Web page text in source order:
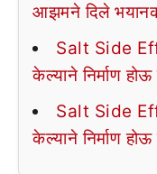
आझमने दिले भयानक
Salt Side
केल्याने निर्माण
Salt Side
केल्याने निर्माण